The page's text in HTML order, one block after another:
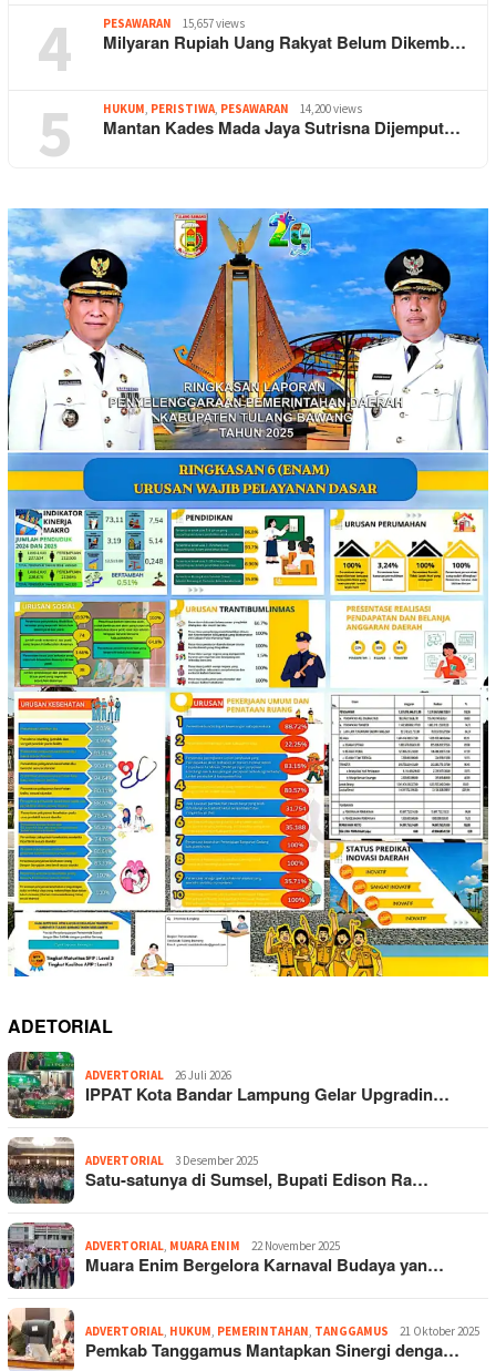
4 PESAWARAN 15,657 views
Milyaran Rupiah Uang Rakyat Belum Dikemb…
5 HUKUM, PERISTIWA, PESAWARAN 14,200 views
Mantan Kades Mada Jaya Sutrisna Dijemput…
ADETORIAL
ADVERTORIAL 26 Juli 2026
IPPAT Kota Bandar Lampung Gelar Upgradin…
ADVERTORIAL 3 Desember 2025
Satu-satunya di Sumsel, Bupati Edison Ra…
ADVERTORIAL MUARA ENIM 22 November 2025
Muara Enim Bergelora Karnaval Budaya yan…
ADVERTORIAL HUKUM PEMERINTAHAN TANGGAMUS 21 Oktober 2025
Pemkab Tanggamus Mantapkan Sinergi denga…